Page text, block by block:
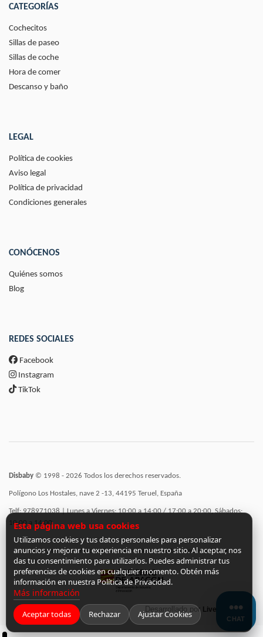
CATEGORÍAS
Cochecitos
Sillas de paseo
Sillas de coche
Hora de comer
Descanso y baño
LEGAL
Política de cookies
Aviso legal
Política de privacidad
Condiciones generales
CONÓCENOS
Quiénes somos
Blog
REDES SOCIALES
Facebook
Instagram
TikTok
Disbaby © 1998 - 2026 Todos los derechos reservados.
Polígono Los Hostales, nave 2 -13, 44195 Teruel, España
Telf: 978971038 | Lunes a Viernes: 10:00 a 14:00 / 17:00 a 20:00, Sábados:
10:00 a 14:00
Incorporación de funcionalidades semánticas a la web subvencionadas por:
Desarrollado por LiveCommerce
Esta página web usa cookies
Utilizamos cookies y tus datos personales para personalizar
anuncios y mejorar tu experiencia en nuestro sitio. Al aceptar, nos
das tu consentimiento para utilizarlos. Puedes administrar tus
preferencias de cookies en cualquier momento. Obtén más
información en nuestra Política de Privacidad.
Más información
Aceptar todas Rechazar Ajustar Cookies